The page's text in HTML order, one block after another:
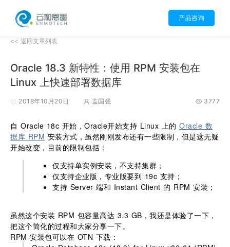
产品咨询
<< 返回文章列表
Oracle 18.3 新特性：使用 RPM 安装包在
Linux 上快速部署数据库
2018年10月20日 盖国强 3777
自 Oracle 18c 开始，Oracle开始支持 Linux 上的 Oracle 数
据库 RPM 安装方式，虽然刚刚发布还有一些限制，但是这无疑
开始改变，目前的限制包括：
仅支持单实例安装，不支持集群；
仅支持企业版，专业版要到 19c 支持；
支持 Server 端和 Instant Client 的 RPM 安装；
虽然这个安装 RPM 包容量高达 3.3 GB，我还是体验了一下，
把这个简化的过程和大家分享一下。
RPM 安装包可以在 OTN 下载：